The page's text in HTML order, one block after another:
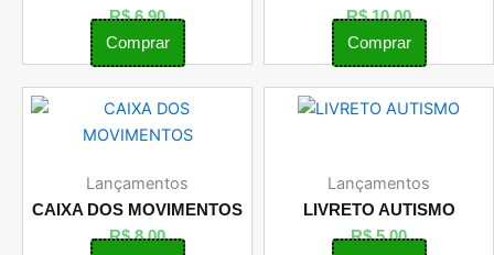
R$6,90
Comprar
R$10,00
Comprar
Lançamentos
CAIXA DOS MOVIMENTOS
R$8,00
Lançamentos
LIVRETO AUTISMO
R$5,00